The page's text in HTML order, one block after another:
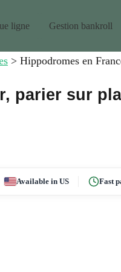
ligne Gestion bankroll
> Hippodromes en
parier sur
Available in US Fast